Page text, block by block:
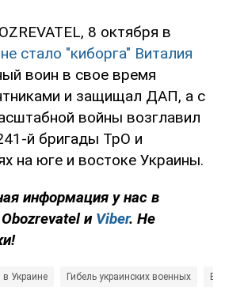
8 октября в
не стало "киборга" Виталия
воин в свое время
и защищал ДАП, а с
войны возглавил
й бригады ТрО и
на юге и востоке Украины.
информация у нас в
Obozrevatel и Viber. Не
в Украине Гибель украинских военных